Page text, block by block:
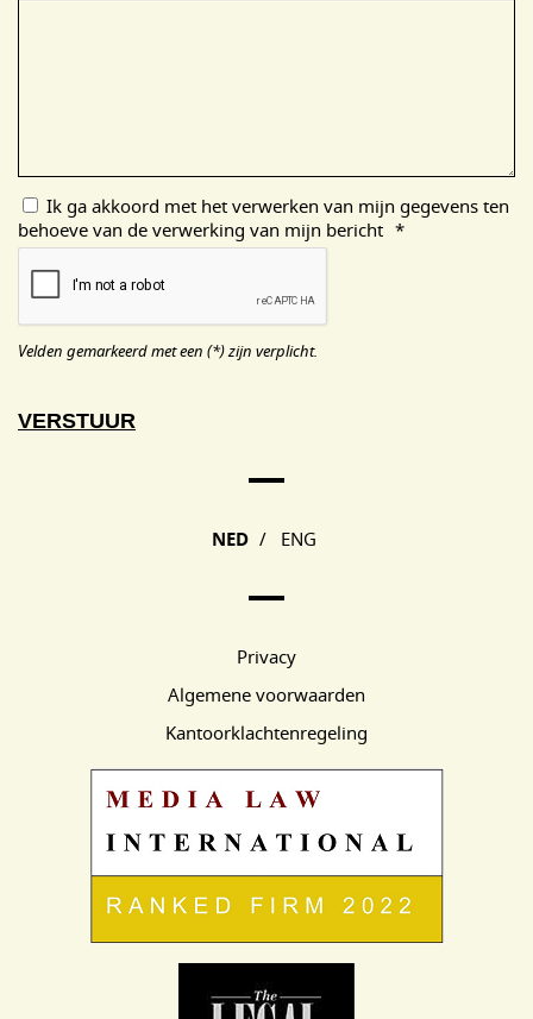
Ik ga akkoord met het verwerken van mijn gegevens ten
behoeve van de verwerking van mijn bericht *
Velden gemarkeerd met een (*) zijn verplicht.
NED / ENG
Privacy
Algemene voorwaarden
Kantoorklachtenregeling